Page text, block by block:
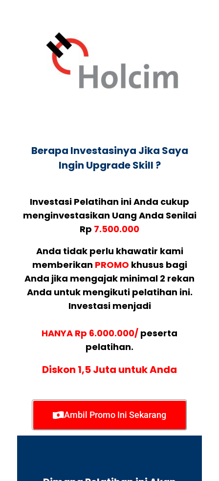
Berapa Investasinya Jika Saya
Ingin Upgrade Skill ?
Investasi Pelatihan ini Anda cukup
menginvestasikan Uang Anda Senilai
Rp 7.500.000
Anda tidak perlu khawatir kami
memberikan PROMO khusus bagi
Anda jika mengajak minimal 2 rekan
Anda untuk mengikuti pelatihan ini.
Investasi menjadi
HANYA Rp 6.000.000/ peserta
pelatihan.
Diskon 1,5 Juta untuk Anda
Ambil Promo Ini Sekarang